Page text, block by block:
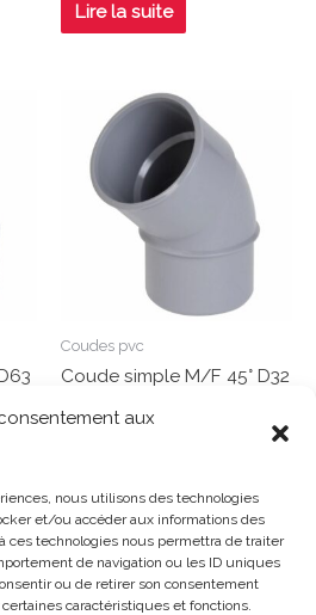
aux
nous utilisons des technologies
et/ou accéder aux informations des
ces technologies nous permettra de traiter
de navigation ou les ID uniques
ou de retirer son consentement
caractéristiques et fonctions.
sur
5
Lire la suite
Coudes pvc
Coude simple M/F 45° D32
5
© Tous droits réservés |Mentions